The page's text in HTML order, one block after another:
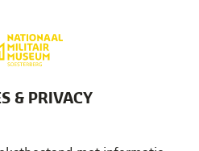
& PRIVACY
VERHALEN
Conservator vertelt
Waterloo Landmacht